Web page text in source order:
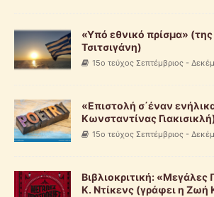
«Υπό εθνικό πρίσμα»
Τσιτσιγάνη)
15ο τεύχος Σεπτέμβριος -
«Επιστολή σ΄έναν
Κωνσταντίνας
15ο τεύχος Σεπτέμβριος -
Βιβλιοκριτική: «Μεγάλες
Κ. Ντίκενς (γράφει η Ζωή